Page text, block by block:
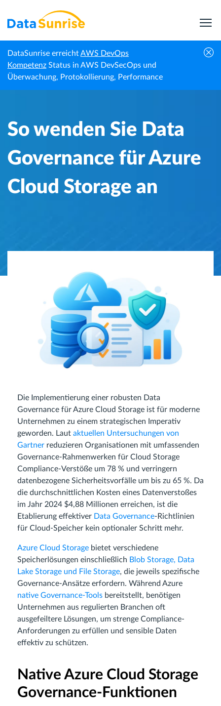
DataSunrise erreichtAWS DevOps
Kompetenz Status in AWS DevSecOps und
Überwachung, Protokollierung, Performance
Startseite Wissenszentrum
So wenden Sie Data Governance für Azure
Cloud Storage an
So wenden Sie Data
Governance für Azure
Cloud Storage an
Die Implementierung einer robusten Data
Governance für Azure Cloud Storage ist für moderne
Unternehmen zu einem strategischen Imperativ
geworden. Laut aktuellen Untersuchungen von
Gartner reduzieren Organisationen mit umfassenden
Governance-Rahmenwerken für Cloud Storage
Compliance-Verstöße um 78 % und verringern
datenbezogene Sicherheitsvorfälle um bis zu 65 %. Da
die durchschnittlichen Kosten eines Datenverstoßes
im Jahr 2024 $4,88 Millionen erreichen, ist die
Etablierung effektiver Data Governance-Richtlinien
für Cloud-Speicher kein optionaler Schritt mehr.
Azure Cloud Storage bietet verschiedene
Speicherlösungen einschließlich Blob Storage, Data
Lake Storage und File Storage, die jeweils spezifische
Governance-Ansätze erfordern. Während Azure
native Governance-Tools bereitstellt, benötigen
Unternehmen aus regulierten Branchen oft
ausgefeiltere Lösungen, um strenge Compliance-
Anforderungen zu erfüllen und sensible Daten
effektiv zu schützen.
Native Azure Cloud Storage
Governance-Funktionen